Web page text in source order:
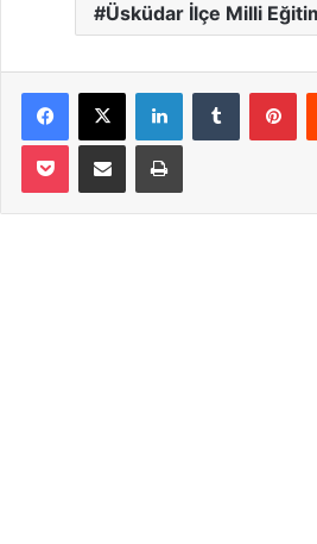
Üsküdar İlçe Milli